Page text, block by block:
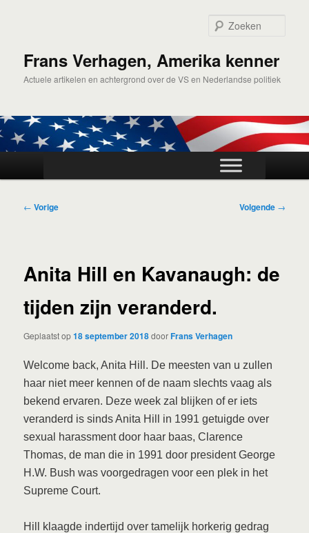
inhoudFrans Verhagen, Amerika kenner
Actuele artikelen en achtergrond over de VS en Nederlandse politiek
Bericht
← Vorige Volgende →
Anita Hill en Kavanaugh: de
tijden zijn veranderd.
Geplaatst op18 september 2018doorFrans Verhagen
Welcome back, Anita Hill. De meesten van u zullen
haar niet meer kennen of de naam slechts vaag als
bekend ervaren. Deze week zal blijken of er iets
veranderd is sinds Anita Hill in 1991 getuigde over
sexual harassment door haar baas, Clarence
Thomas, de man die in 1991 door president George
H.W. Bush was voorgedragen voor een plek in het
Supreme Court.
Hill klaagde indertijd over tamelijk horkerig gedrag